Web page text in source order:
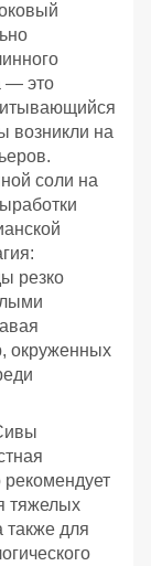
— это
возникли на
соли на
резко
окруженных
тяжелых
также для